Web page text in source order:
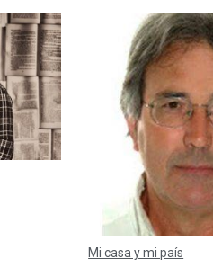
Mi casa y mi país